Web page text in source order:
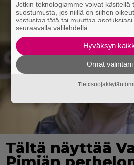
Tältä näyttää
Jotkin teknologiamme voivat käsitellä
suostumusta, jos niillä on siihen
vastustaa tätä tai muuttaa asetuksiasi
seuraavalla välilehdellä.
Hyväksyn
Omat valintani